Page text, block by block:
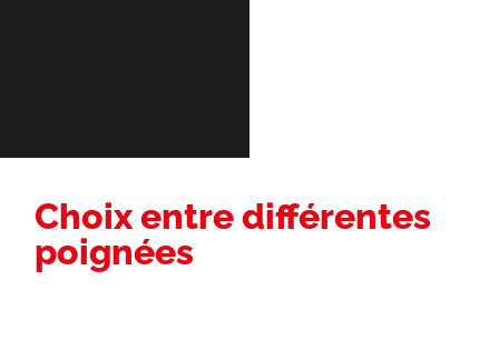
Choix entre différentes
poignées